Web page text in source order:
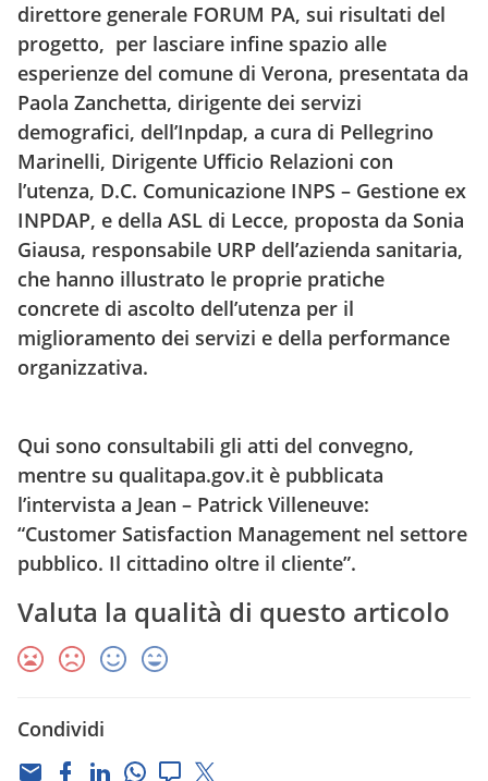
direttore generale FORUM PA, sui risultati del
progetto, per lasciare infine spazio alle
esperienze del comune di Verona, presentata da
Paola Zanchetta, dirigente dei servizi
demografici, dell’Inpdap, a cura di Pellegrino
Marinelli, Dirigente Ufficio Relazioni con
l’utenza, D.C. Comunicazione INPS – Gestione ex
INPDAP, e della ASL di Lecce, proposta da Sonia
Giausa, responsabile URP dell’azienda sanitaria,
che hanno illustrato le proprie pratiche
concrete di ascolto dell’utenza per il
miglioramento dei servizi e della performance
organizzativa.
Qui sono consultabili gli atti del convegno,
mentre su qualitapa.gov.it è pubblicata
l’intervista a Jean – Patrick Villeneuve:
“Customer Satisfaction Management nel settore
pubblico. Il cittadino oltre il cliente”.
Valuta la qualità di questo articolo
Condividi